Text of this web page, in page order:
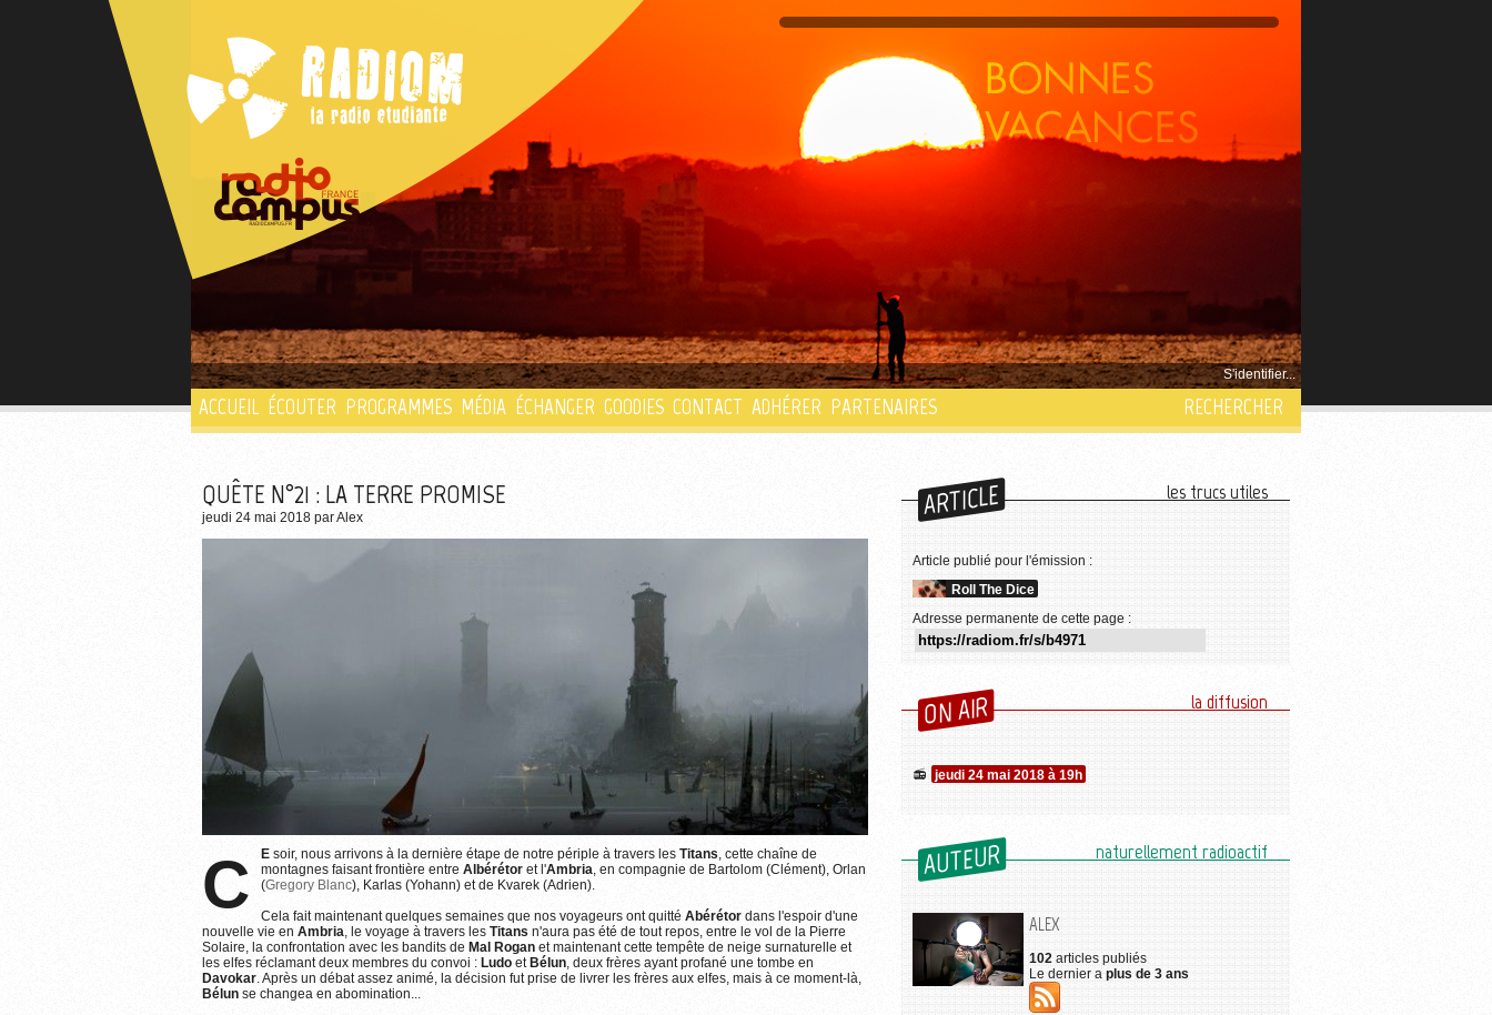
S'identifier...
ACCUEIL ÉCOUTER PROGRAMMES MÉDIA ÉCHANGER GOODIES CONTACT ADHÉRER PARTENAIRES RECHERCHER
QUÊTE N°21 : LA TERRE PROMISE
jeudi 24 mai 2018 parAlex
Plus d'informations sur l'utilisation des images...
CE soir, nous arrivons à la dernière étape de notre périple à travers les Titans, cette chaîne de
montagnes faisant frontière entre Albérétor et l'Ambria, en compagnie de Bartolom (Clément), Orlan
(Gregory Blanc), Karlas (Yohann) et de Kvarek (Adrien).
Cela fait maintenant quelques semaines que nos voyageurs ont quitté Abérétor dans l'espoir d'une
nouvelle vie en Ambria, le voyage à travers les Titans n'aura pas été de tout repos, entre le vol de la Pierre
Solaire, la confrontation avec les bandits de Mal Rogan et maintenant cette tempête de neige surnaturelle et
les elfes réclamant deux membres du convoi : Ludo et Bélun, deux frères ayant profané une tombe en
Davokar. Après un débat assez animé, la décision fut prise de livrer les frères aux elfes, mais à ce moment-là,
Bélun se changea en abomination...
ARTICLE les trucs utiles
Article publié pour l'émission :
Roll The Dice
Adresse permanente de cette page :
ON AIR la diffusion
jeudi 24 mai 2018 à 19h
AUTEUR naturellement radioactif
ALEX
102 articles publiés
Le dernier a plus de 3 ans